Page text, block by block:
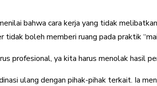
bahwa cara kerja yang tidak
boleh memberi ruang pada praktik
profesional, ya kita harus menolak hasil
ulang dengan pihak-pihak terkait. Ia